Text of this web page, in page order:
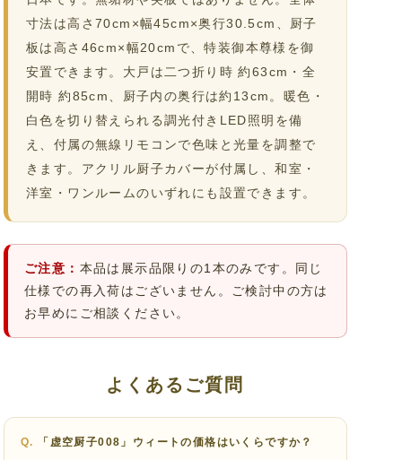
寸法は高さ70cm×幅45cm×奥行30.5cm、厨子
板は高さ46cm×幅20cmで、特装御本尊様を御
安置できます。大戸は二つ折り時 約63cm・全
開時 約85cm、厨子内の奥行は約13cm。暖色・
白色を切り替えられる調光付きLED照明を備
え、付属の無線リモコンで色味と光量を調整で
きます。アクリル厨子カバーが付属し、和室・
洋室・ワンルームのいずれにも設置できます。
ご注意： 本品は展示品限りの1本のみです。同じ
仕様での再入荷はございません。ご検討中の方は
お早めにご相談ください。
よくあるご質問
「虚空厨子008」ウィートの価格はいくらですか？